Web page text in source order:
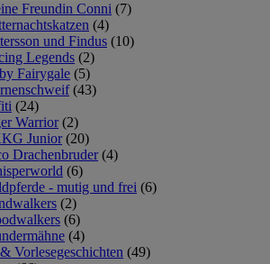
Freundin Conni (7)
(4)
und Findus (10)
Legends (2)
Fairygale (5)
(43)
(24)
Warrior (2)
Junior (20)
Drachenbruder (4)
(6)
- mutig und frei (6)
(2)
(6)
(4)
Vorlesegeschichten (49)